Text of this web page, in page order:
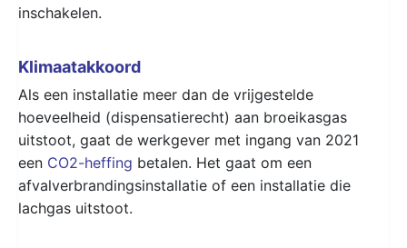
inschakelen.
Klimaatakkoord
Als een installatie meer dan de vrijgestelde
hoeveelheid (dispensatierecht) aan broeikasgas
uitstoot, gaat de werkgever met ingang van 2021
een CO2-heffing betalen. Het gaat om een
afvalverbrandingsinstallatie of een installatie die
lachgas uitstoot.